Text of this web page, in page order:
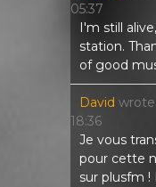
05:37
I'm still
station.
of good
David
18:36
Je vous
pour cette
sur plusfm